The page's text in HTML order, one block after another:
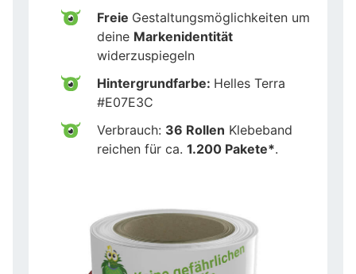
Freie Gestaltungsmöglichkeiten um
deine Markenidentität
widerzuspiegeln
Hintergrundfarbe: Helles Terra
#E07E3C
Verbrauch: 36 Rollen Klebeband
reichen für ca. 1.200 Pakete*.